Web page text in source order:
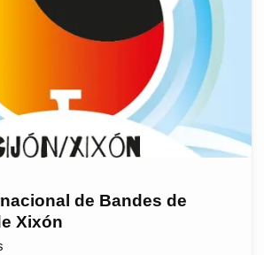
de Bandes de
Xixón